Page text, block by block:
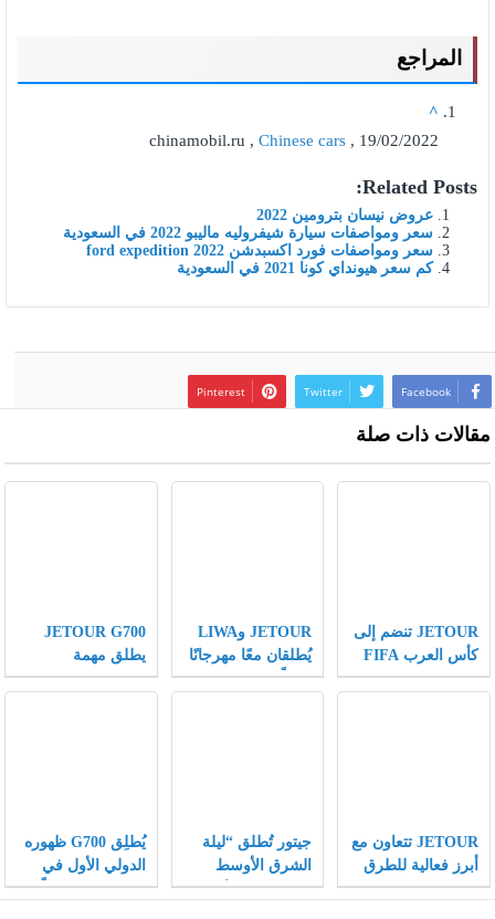
المراجع
^
chinamobil.ru , Chinese cars , 19/02/2022
Related Posts:
عروض نيسان بترومين 2022
سعر ومواصفات سيارة شيفروليه ماليبو 2022 في السعودية
سعر ومواصفات فورد اكسبدشن ford expedition 2022
كم سعر هيونداي كونا 2021 في السعودية
Facebook
Twitter
Pinterest
مقالات ذات صلة
JETOUR تنضم إلى
كأس العرب FIFA
كشريك مركبات
JETOUR وLIWA
يُطلقان معًا مهرجانًا
عالميًّا لعشاق الطرق
JETOUR G700
يطلق مهمة
“Wilderness
JETOUR تتعاون مع
أبرز فعالية للطرق
الوعرة في الشرق
جيتور تُطلق “ليلة
الشرق الأوسط
الهجينة” في عُمان
يُطلِق G700 ظهوره
الدولي الأول في
دبي، مُفتتحًا فصلًا